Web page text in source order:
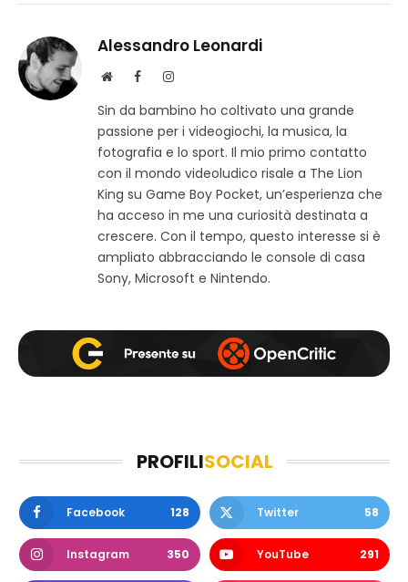
Alessandro Leonardi
S
t
o
w
F
c
e
b
I
s
t
a
m
Sin da bambino ho coltivato una grande
passione per i videogiochi, la musica, la
fotografia e lo sport. Il mio primo contatto
con il mondo videoludico risale a The Lion
King su Game Boy Pocket, un’esperienza che
ha acceso in me una curiosità destinata a
crescere. Con il tempo, questo interesse si è
ampliato abbracciando le console di casa
Sony, Microsoft e Nintendo.
PROFILISOCIAL
Facebook 128 Twitter 58
Instagram 350 YouTube 291